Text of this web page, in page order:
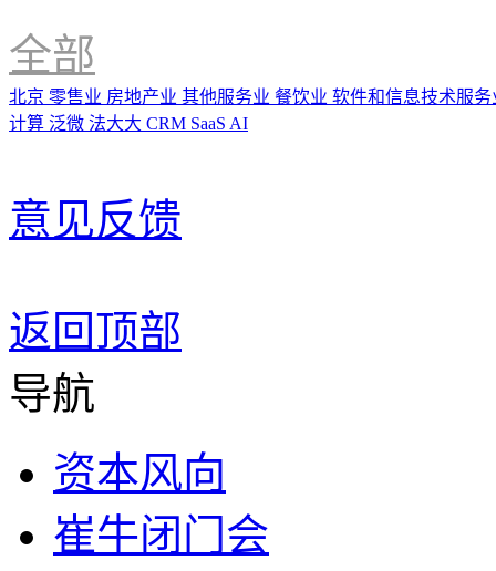
全部
北京 零售业 房地产业 其他服务业 餐饮业 软件和信息技术服
计算 泛微 法大大 CRM SaaS AI
意见反馈
返回顶部
导航
资本风向
崔牛闭门会